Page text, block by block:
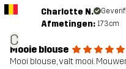
C
Charlotte N.
Afmetingen: 173cm
Mooie blouse
Mooi blouse, valt mooi.